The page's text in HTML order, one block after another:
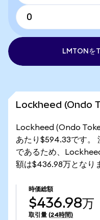
LMTONを
Lockheed (Ondo
Lockheed (Ondo
あたり$594.33です。
であるため、
額は$436.98万となり
時価総額
$436.98万
取引量 (24時間)